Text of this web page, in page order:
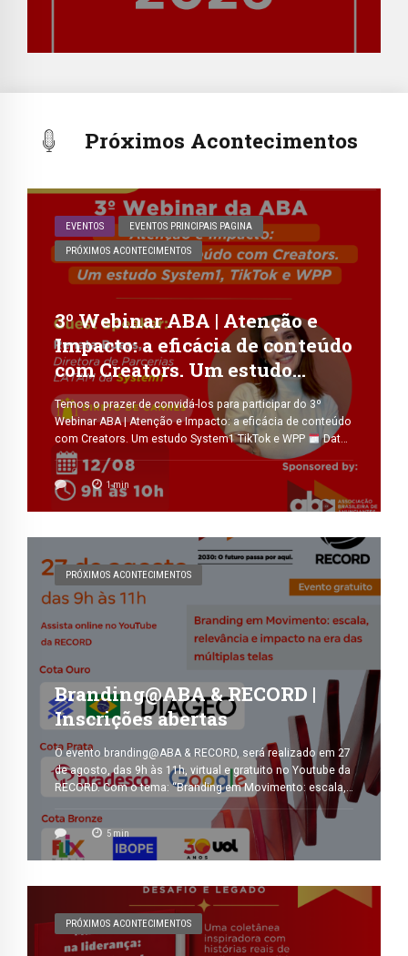
Próximos Acontecimentos
EVENTOS EVENTOS PRINCIPAIS PAGINA
PRÓXIMOS ACONTECIMENTOS
3º Webinar ABA | Atenção e
Impacto: a eficácia de conteúdo
com Creators. Um estudo
System1, TikTok e WPP
Temos o prazer de convidá-los para participar do 3º
Webinar ABA | Atenção e Impacto: a eficácia de conteúdo
com Creators. Um estudo System1 TikTok e WPP
Data:
12 de agosto
Plataforma: Zoom *Exclusivo para associados *Vagas
limitadas para os 100 primeiros inscritos Faz parte de
uma das empresas Associadas da ABA? Para […]
1min
PRÓXIMOS ACONTECIMENTOS
Branding@ABA & RECORD |
Inscrições abertas
O evento branding@ABA & RECORD, será realizado em 27
de agosto, das 9h às 11h, virtual e gratuito no Youtube da
RECORD. Com o tema: “Branding em Movimento: escala,
relevância e impacto na era das múltiplas telas” 09h00 –
09h05: Abertura de Sandra Martinelli, CEO da ABA e
Membro do Executive Committee da WFA 09h05 – 09h10:
[…]
5 min
PRÓXIMOS ACONTECIMENTOS